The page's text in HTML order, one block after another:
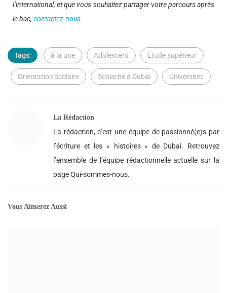
l’international, et que vous souhaitez partager votre parcours après
le bac, contactez-nous.
Tags: à la une Adolescent Étude supérieur
Orientation scolaire Scolarité à Dubai Universités
La Rédaction
La rédaction, c’est une équipe de passionné(e)s par
l’écriture et les « histoires » de Dubai. Retrouvez
l’ensemble de l’équipe rédactionnelle actuelle sur la
page Qui-sommes-nous.
Vous Aimerez Aussi